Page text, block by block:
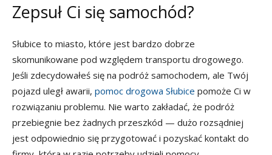
Zepsuł Ci się samochód?
Słubice to miasto, które jest bardzo dobrze
skomunikowane pod względem transportu drogowego.
Jeśli zdecydowałeś się na podróż samochodem, ale Twój
pojazd uległ awarii, pomoc drogowa Słubice pomoże Ci w
rozwiązaniu problemu. Nie warto zakładać, że podróż
przebiegnie bez żadnych przeszkód — dużo rozsądniej
jest odpowiednio się przygotować i pozyskać kontakt do